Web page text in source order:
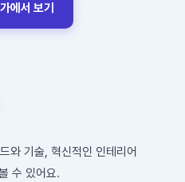
에서 보기
와 기술, 혁신적인 인테리어
수 있어요.